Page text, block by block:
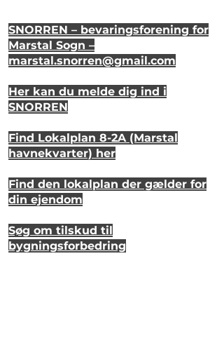
SNORREN – bevaringsforening for
Marstal Sogn –
marstal.snorren@gmail.com
Her kan du melde dig ind i
SNORREN
Find Lokalplan 8-2A (Marstal
havnekvarter) her
Find den lokalplan der gælder for
din ejendom
Søg om tilskud til
bygningsforbedring